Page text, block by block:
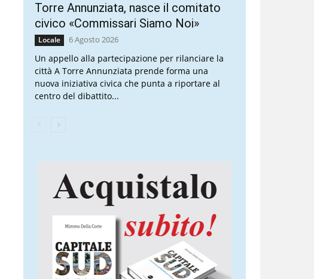
Torre Annunziata, nasce il comitato
civico «Commissari Siamo Noi»
Locale 6 Agosto 2026
Un appello alla partecipazione per rilanciare la
città A Torre Annunziata prende forma una
nuova iniziativa civica che punta a riportare al
centro del dibattito...